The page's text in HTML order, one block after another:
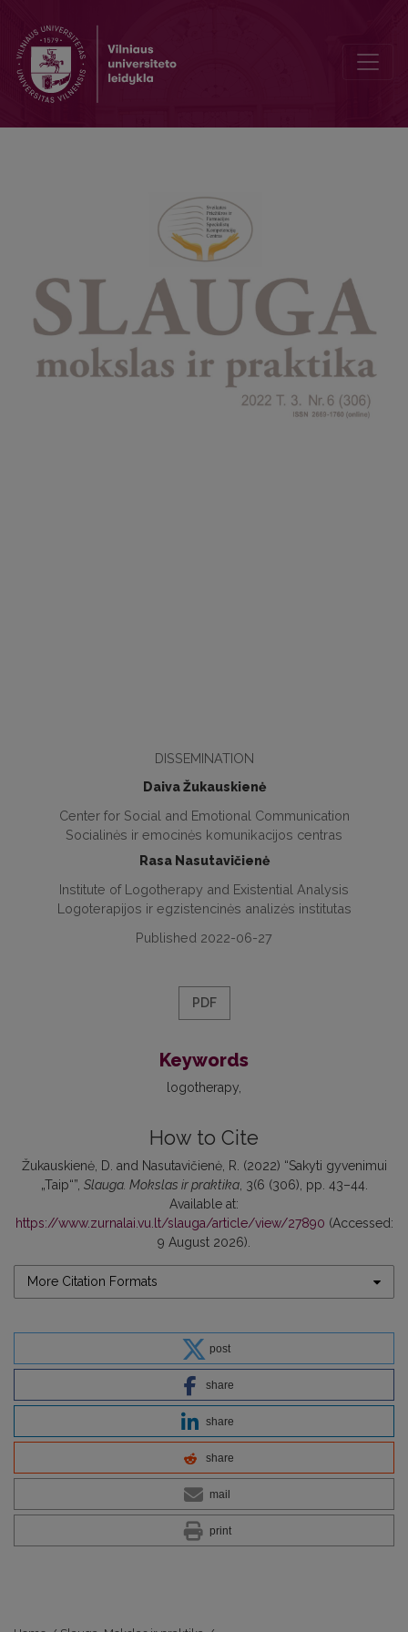
DISSEMINATION
Daiva Žukauskienė
Center for Social and Emotional Communication
Socialinės ir emocinės komunikacijos centras
Rasa Nasutavičienė
Institute of Logotherapy and Existential Analysis
Logoterapijos ir egzistencinės analizės institutas
Published 2022-06-27
PDF
Keywords
logotherapy
How to Cite
Žukauskienė, D. and Nasutavičienė, R. (2022) “Sakyti gyvenimui
„Taip“”, Slauga. Mokslas ir praktika, 3(6 (306), pp. 43–44.
Available at:
https://www.zurnalai.vu.lt/slauga/article/view/27890 (Accessed:
9 August 2026).
More Citation Formats
post
share
share
share
mail
print